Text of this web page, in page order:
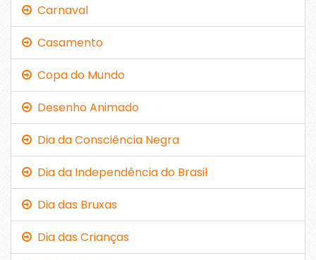
Carnaval
Casamento
Copa do Mundo
Desenho Animado
Dia da Consciência Negra
Dia da Independência do Brasil
Dia das Bruxas
Dia das Crianças